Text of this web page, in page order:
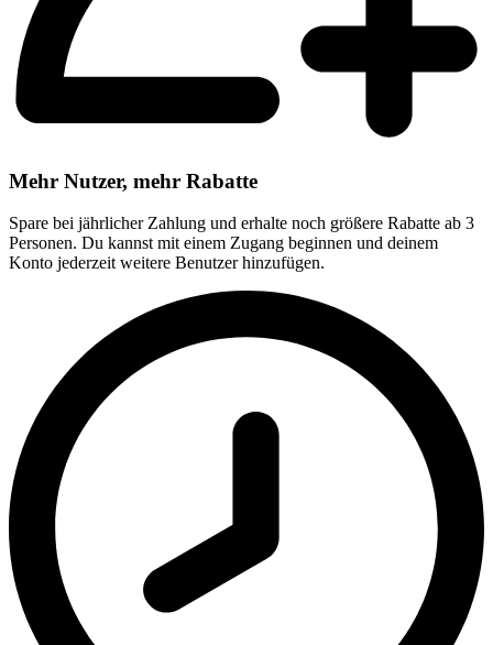
Mehr Nutzer, mehr Rabatte
Spare bei jährlicher Zahlung und erhalte noch größere Rabatte ab 3
Personen. Du kannst mit einem Zugang beginnen und deinem
Konto jederzeit weitere Benutzer hinzufügen.